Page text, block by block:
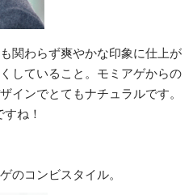
関わらず爽やかな印象に仕上が
していること。モミアゲからの
インでとてもナチュラルです。
ね！
のコンビスタイル。